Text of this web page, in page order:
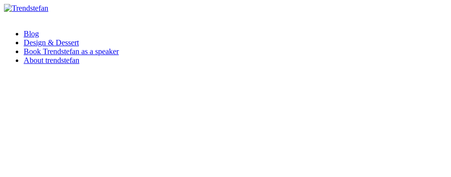
Blog
Design & Dessert
Book Trendstefan as a speaker
About trendstefan